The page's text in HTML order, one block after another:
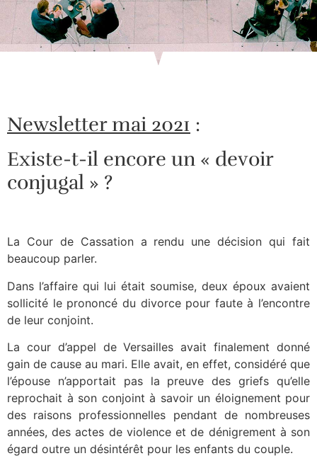
Newsletter mai 2021 :
Existe-t-il encore un « devoir
conjugal » ?
La Cour de Cassation a rendu une décision qui fait
beaucoup parler.
Dans l’affaire qui lui était soumise, deux époux avaient
sollicité le prononcé du divorce pour faute à l’encontre
de leur conjoint.
La cour d’appel de Versailles avait finalement donné
gain de cause au mari. Elle avait, en effet, considéré que
l’épouse n’apportait pas la preuve des griefs qu’elle
reprochait à son conjoint à savoir un éloignement pour
des raisons professionnelles pendant de nombreuses
années, des actes de violence et de dénigrement à son
égard outre un désintérêt pour les enfants du couple.